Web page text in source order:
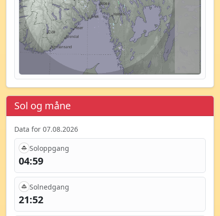
Sol og måne
Data for 07.08.2026
Soloppgang
04:59
Solnedgang
21:52